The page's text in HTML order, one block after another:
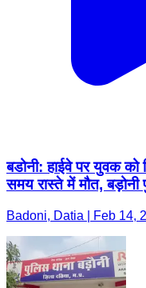
बडोनी: हाईवे पर युवक
समय रास्ते में मौत, बड़ोनी
Badoni, Datia | Feb 14,